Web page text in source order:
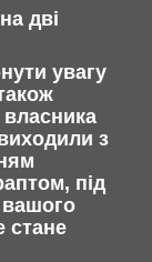
дві
увагу
власника
з
під
вашого
стане